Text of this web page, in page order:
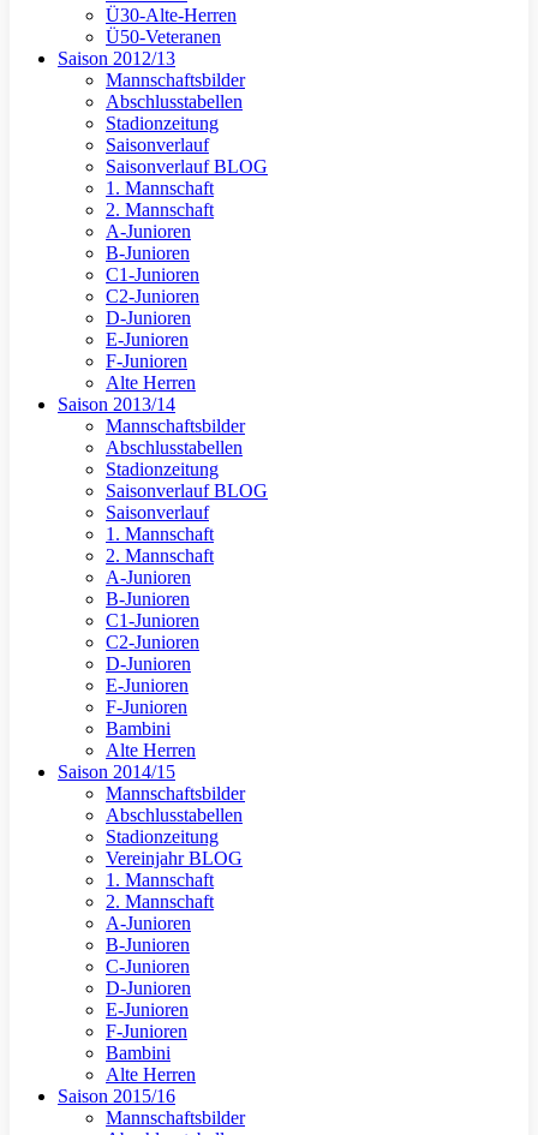
Ü30-Alte-Herren
Ü50-Veteranen
Saison 2012/13
Mannschaftsbilder
Abschlusstabellen
Stadionzeitung
Saisonverlauf
Saisonverlauf BLOG
1. Mannschaft
2. Mannschaft
A-Junioren
B-Junioren
C1-Junioren
C2-Junioren
D-Junioren
E-Junioren
F-Junioren
Alte Herren
Saison 2013/14
Mannschaftsbilder
Abschlusstabellen
Stadionzeitung
Saisonverlauf BLOG
Saisonverlauf
1. Mannschaft
2. Mannschaft
A-Junioren
B-Junioren
C1-Junioren
C2-Junioren
D-Junioren
E-Junioren
F-Junioren
Bambini
Alte Herren
Saison 2014/15
Mannschaftsbilder
Abschlusstabellen
Stadionzeitung
Vereinjahr BLOG
1. Mannschaft
2. Mannschaft
A-Junioren
B-Junioren
C-Junioren
D-Junioren
E-Junioren
F-Junioren
Bambini
Alte Herren
Saison 2015/16
Mannschaftsbilder